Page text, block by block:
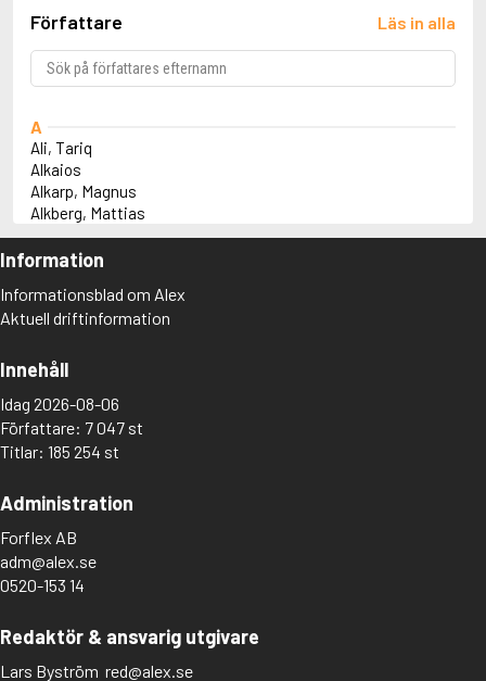
Författare Läs in alla
A
Ali, Tariq
Alkaios
Alkarp, Magnus
Alkberg, Mattias
Alkman
Allan, Barbara
Allansson, Ove
Allbeury, Ted
Allende, Isabel
Allison, Dorothy
Almadhoun, Ghayath
Almeida, Germano
Almond, David
Almqvist, Bertil
Almqvist, Carl Jonas Love
Almström, Rolf
Alnæs, Finn
Alopaeus, Marianne
Alsaati, Seluah
Alsanea, Rajaa
Information
Informationsblad om Alex
Aktuell driftinformation
Innehåll
Idag 2026-08-06
Författare: 7 047 st
Titlar: 185 254 st
Administration
Forflex AB
adm@alex.se
0520-153 14
Redaktör & ansvarig utgivare
Lars Byström red@alex.se